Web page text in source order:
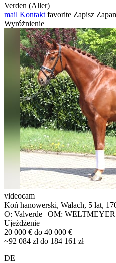
Verden (Aller)
mail Kontakt favorite Zapisz
Wyróżnienie
videocam
Koń hanowerski, Wałach, 5 lat,
O: Valverde | OM: WELTMEYER
Ujeżdżenie
20 000 € do 40 000 €
~92 084 zł do 184 161 zł
DE